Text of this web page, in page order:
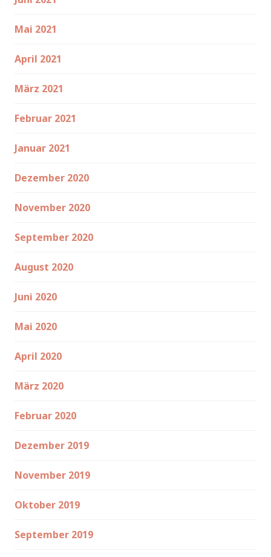
Mai 2021
April 2021
März 2021
Februar 2021
Januar 2021
Dezember 2020
November 2020
September 2020
August 2020
Juni 2020
Mai 2020
April 2020
März 2020
Februar 2020
Dezember 2019
November 2019
Oktober 2019
September 2019